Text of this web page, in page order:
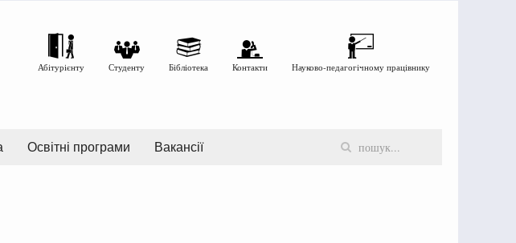
Абітурієнту Студенту Бібліотека Контакти Науково-педагогічному працівнику
Освітні програми Вакансії